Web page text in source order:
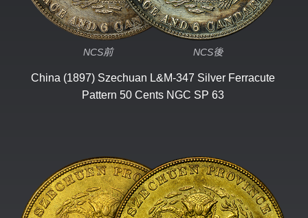
NCS前 NCS後
China (1897) Szechuan L&M-347 Silver Ferracute
Pattern 50 Cents NGC SP 63